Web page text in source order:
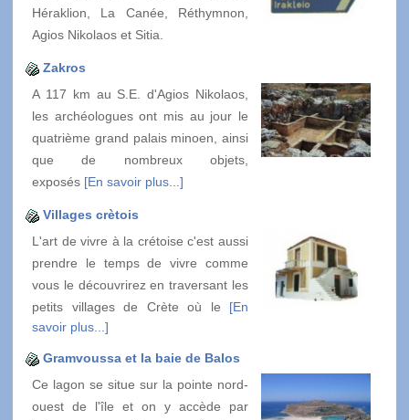
Héraklion, La Canée, Réthymnon,
Agios Nikolaos et Sitia.
Zakros
A 117 km au S.E. d'Agios Nikolaos,
les archéologues ont mis au jour le
quatrième grand palais minoen, ainsi
que de nombreux objets,
exposés [En savoir plus...]
Villages crètois
L'art de vivre à la crétoise c'est aussi
prendre le temps de vivre comme
vous le découvrirez en traversant les
petits villages de Crète où le [En
savoir plus...]
Gramvoussa et la baie de Balos
Ce lagon se situe sur la pointe nord-
ouest de l'île et on y accède par